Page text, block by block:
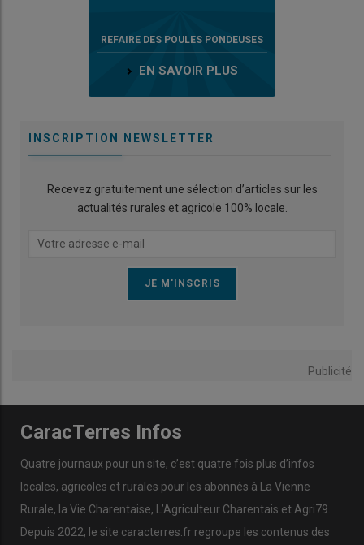
REFAIRE DES POULES PONDEUSES
EN SAVOIR PLUS
INSCRIPTION NEWSLETTER
Recevez gratuitement une sélection d’articles sur les
actualités rurales et agricole 100% locale.
Publicité
CaracTerres Infos
Quatre journaux pour un site, c’est quatre fois plus d’infos
locales, agricoles et rurales pour les abonnés à La Vienne
Rurale, la Vie Charentaise, L’Agriculteur Charentais et Agri79.
Depuis 2022, le site caracterres.fr regroupe les contenus des